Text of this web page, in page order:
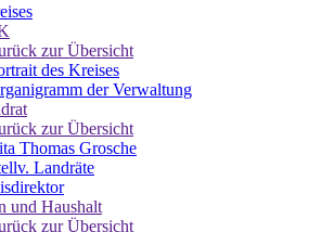
zur Übersicht
des Kreises
der Verwaltung
zur Übersicht
Thomas Grosche
Landräte
und Haushalt
zur Übersicht